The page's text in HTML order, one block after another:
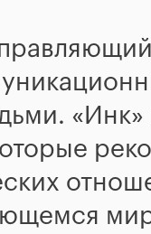
«Инк»